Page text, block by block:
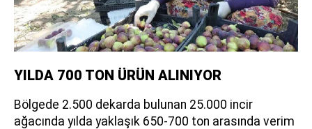
YILDA 700 TON ÜRÜN ALINIYOR
Bölgede 2.500 dekarda bulunan 25.000 incir
ağacında yılda yaklaşık 650-700 ton arasında verim